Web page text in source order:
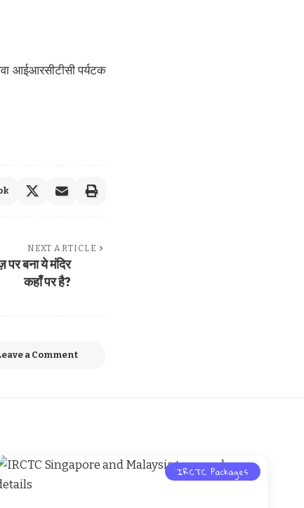
आईआरसीटीसी पर्यटक
NEXT ARTICLE
बना ये मंदिर
कहाँ पर है?
a Comment
IRCTC Packages